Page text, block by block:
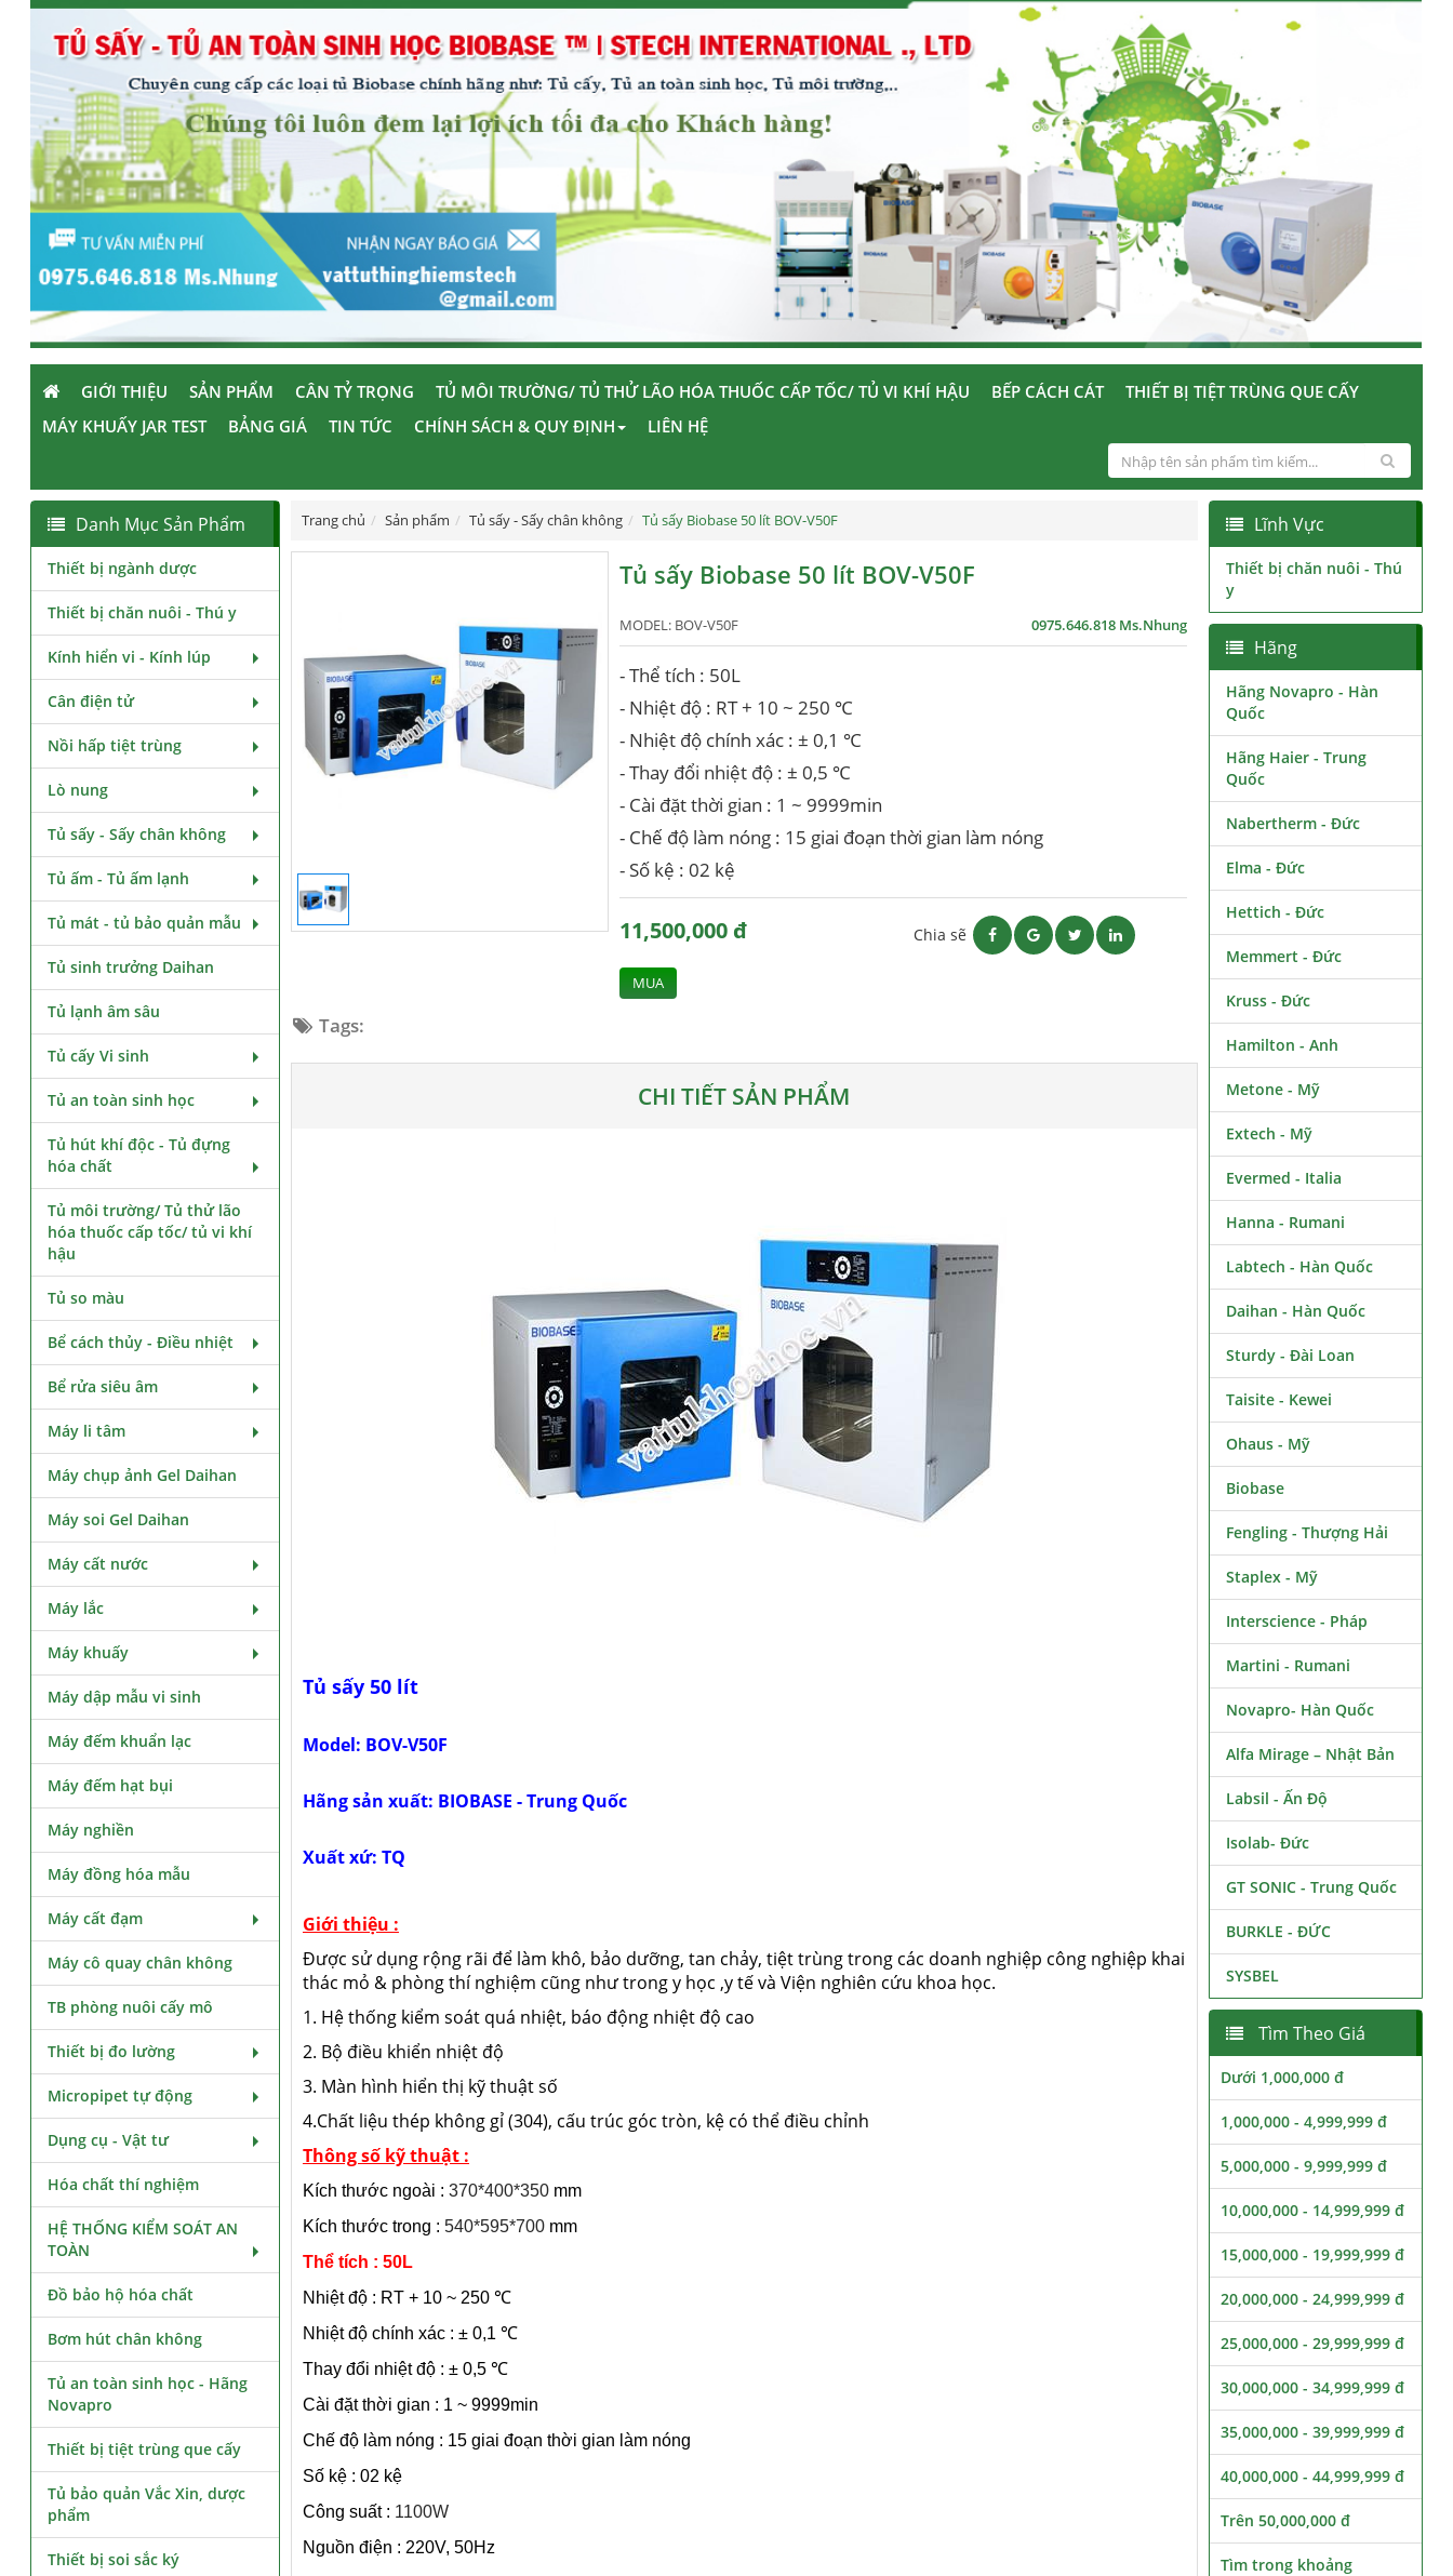
GIỚI THIỆU SẢN PHẨM CÂN TỶ TRỌNG TỦ MÔI TRƯỜNG/ TỦ THỬ LÃO HÓA THUỐC CẤP TỐC/ TỦ VI KHÍ HẬU BẾP CÁCH CÁT
THIẾT BỊ TIỆT TRÙNG QUE CẤY
MÁY KHUẤY JAR TEST
BẢNG GIÁ TIN TỨC CHÍNH SÁCH & QUY ĐỊNH LIÊN HỆ
Trang chủ Sản phẩm Tủ sấy - Sấy chân không Tủ sấy Biobase 50 lít BOV-V50F
Tủ sấy Biobase 50 lít BOV-V50F
MODEL: BOV-V50F 0975.646.818 Ms.Nhung
- Thể tích : 50L
- Nhiệt độ : RT + 10 ~ 250 ℃
- Nhiệt độ chính xác : ± 0,1 ℃
- Thay đổi nhiệt độ : ± 0,5 ℃
- Cài đặt thời gian : 1 ~ 9999min
- Chế độ làm nóng : 15 giai đoạn thời gian làm nóng
- Số kệ : 02 kệ
11,500,000 đ
MUA
Chia sẽ
Tags:
CHI TIẾT SẢN PHẨM
Tủ sấy 50 lít
Model: BOV-V50F
Hãng sản xuất: BIOBASE - Trung Quốc
Xuất xứ: TQ
Giới thiệu :
Được sử dụng rộng rãi để làm khô, bảo dưỡng, tan chảy, tiệt trùng trong các doanh nghiệp công nghiệp khai
thác mỏ & phòng thí nghiệm cũng như trong y học ,y tế và Viện nghiên cứu khoa học.
1. Hệ thống kiểm soát quá nhiệt, báo động nhiệt độ cao
2. Bộ điều khiển nhiệt độ
3. Màn hình hiển thị kỹ thuật số
4.Chất liệu thép không gỉ (304), cấu trúc góc tròn, kệ có thể điều chỉnh
Thông số kỹ thuật :
Kích thước ngoài : 370*400*350mm
Kích thước trong : 540*595*700 mm
Thể tích : 50L
Nhiệt độ : RT + 10 ~ 250 ℃
Nhiệt độ chính xác : ± 0,1 ℃
Thay đổi nhiệt độ : ± 0,5 ℃
Cài đặt thời gian : 1 ~ 9999min
Chế độ làm nóng : 15 giai đoạn thời gian làm nóng
Số kệ : 02 kệ
Công suất : 1100W
Nguồn điện : 220V, 50Hz
Danh Mục Sản Phẩm
Thiết bị ngành dược
Thiết bị chăn nuôi - Thú y
Kính hiển vi - Kính lúp
Cân điện tử
Nồi hấp tiệt trùng
Lò nung
Tủ sấy - Sấy chân không
Tủ ấm - Tủ ấm lạnh
Tủ mát - tủ bảo quản mẫu
Tủ sinh trưởng Daihan
Tủ lạnh âm sâu
Tủ cấy Vi sinh
Tủ an toàn sinh học
Tủ hút khí độc - Tủ đựng
hóa chất
Tủ môi trường/ Tủ thử lão
hóa thuốc cấp tốc/ tủ vi khí
hậu
Tủ so màu
Bể cách thủy - Điều nhiệt
Bể rửa siêu âm
Máy li tâm
Máy chụp ảnh Gel Daihan
Máy soi Gel Daihan
Máy cất nước
Máy lắc
Máy khuấy
Máy dập mẫu vi sinh
Máy đếm khuẩn lạc
Máy đếm hạt bụi
Máy nghiền
Máy đồng hóa mẫu
Máy cất đạm
Máy cô quay chân không
TB phòng nuôi cấy mô
Thiết bị đo lường
Micropipet tự động
Dụng cụ - Vật tư
Hóa chất thí nghiệm
HỆ THỐNG KIỂM SOÁT AN
TOÀN
Đồ bảo hộ hóa chất
Bơm hút chân không
Tủ an toàn sinh học - Hãng
Novapro
Thiết bị tiệt trùng que cấy
Tủ bảo quản Vắc Xin, dược
phẩm
Thiết bị soi sắc ký
Lĩnh Vực
Thiết bị chăn nuôi - Thú
y
Hãng
Hãng Novapro - Hàn
Quốc
Hãng Haier - Trung
Quốc
Nabertherm - Đức
Elma - Đức
Hettich - Đức
Memmert - Đức
Kruss - Đức
Hamilton - Anh
Metone - Mỹ
Extech - Mỹ
Evermed - Italia
Hanna - Rumani
Labtech - Hàn Quốc
Daihan - Hàn Quốc
Sturdy - Đài Loan
Taisite - Kewei
Ohaus - Mỹ
Biobase
Fengling - Thượng Hải
Staplex - Mỹ
Interscience - Pháp
Martini - Rumani
Novapro- Hàn Quốc
Alfa Mirage – Nhật Bản
Labsil - Ấn Độ
Isolab- Đức
GT SONIC - Trung Quốc
BURKLE - ĐỨC
SYSBEL
Tìm Theo Giá
Dưới 1,000,000 đ
1,000,000 - 4,999,999 đ
5,000,000 - 9,999,999 đ
10,000,000 - 14,999,999 đ
15,000,000 - 19,999,999 đ
20,000,000 - 24,999,999 đ
25,000,000 - 29,999,999 đ
30,000,000 - 34,999,999 đ
35,000,000 - 39,999,999 đ
40,000,000 - 44,999,999 đ
Trên 50,000,000 đ
Tìm trong khoảng